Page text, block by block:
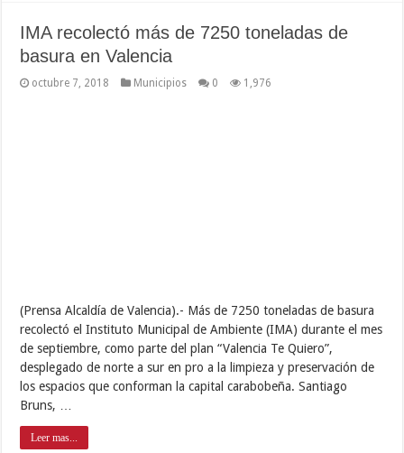
IMA recolectó más de 7250 toneladas de
basura en Valencia
octubre 7, 2018 Municipios 0 1,976
(Prensa Alcaldía de Valencia).- Más de 7250 toneladas de basura
recolectó el Instituto Municipal de Ambiente (IMA) durante el mes
de septiembre, como parte del plan “Valencia Te Quiero”,
desplegado de norte a sur en pro a la limpieza y preservación de
los espacios que conforman la capital carabobeña. Santiago
Bruns, …
Leer mas...